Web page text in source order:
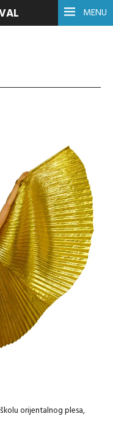
MENU
orijentalnog plesa,